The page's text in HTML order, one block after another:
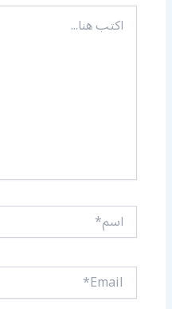
اكتب
هنا...
اسم*
Email*